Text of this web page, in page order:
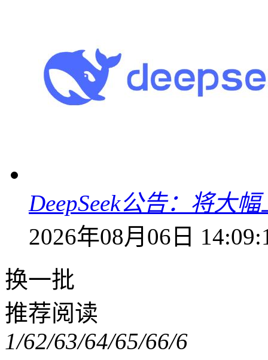
DeepSeek公告：将大
2026年08月06日
换一批
推荐阅读
1/62/63/64/65/66/6